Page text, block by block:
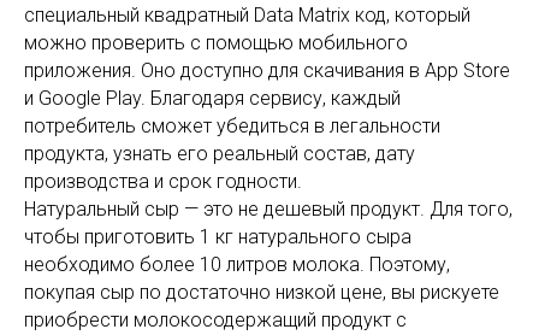
специальный квадратный Data Matrix код, который
можно проверить с помощью мобильного
приложения. Оно доступно для скачивания в App Store
и Google Play. Благодаря сервису, каждый
потребитель сможет убедиться в легальности
продукта, узнать его реальный состав, дату
производства и срок годности.
Натуральный сыр — это не дешевый продукт. Для того,
чтобы приготовить 1 кг натурального сыра
необходимо более 10 литров молока. Поэтому,
покупая сыр по достаточно низкой цене, вы рискуете
приобрести молокосодержащий продукт с